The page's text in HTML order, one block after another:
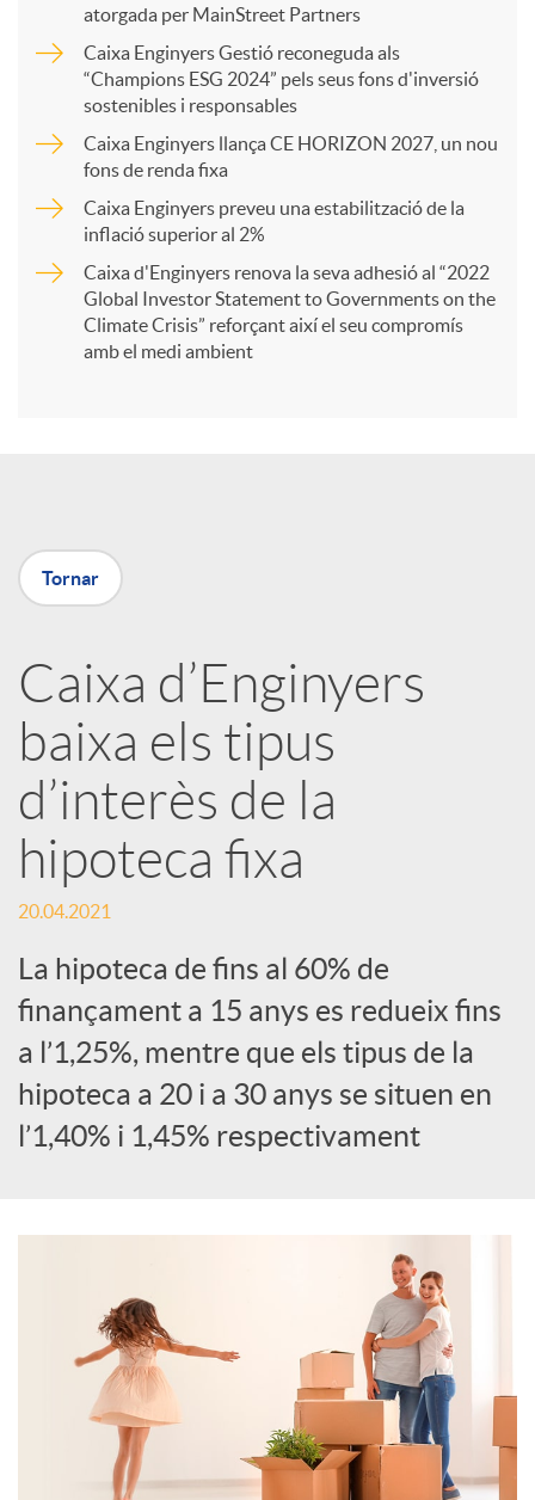
r
X
a
r
x
e
s
S
o
c
i
atorgada per MainStreet Partners
Caixa Enginyers Gestió reconeguda als
“Champions ESG 2024” pels seus fons d'inversió
sostenibles i responsables
Caixa Enginyers llança CE HORIZON 2027, un nou
fons de renda fixa
Caixa Enginyers preveu una estabilització de la
inflació superior al 2%
Caixa d'Enginyers renova la seva adhesió al “2022
Global Investor Statement to Governments on the
Climate Crisis” reforçant així el seu compromís
amb el medi ambient
Tornar
Caixa d’Enginyers
baixa els tipus
d’interès de la
hipoteca fixa
20.04.2021
La hipoteca de fins al 60% de
finançament a 15 anys es redueix fins
a l’1,25%, mentre que els tipus de la
hipoteca a 20 i a 30 anys se situen en
l’1,40% i 1,45% respectivament